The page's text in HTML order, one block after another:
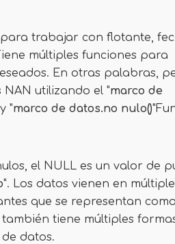
trabajar con flotante,
múltiples funciones para
En otras palabras,
utilizando el "marco de
"marco de datos.no nulo()
el NULL es un valor de
". Los datos vienen en
que se representan
tiene múltiples
datos.